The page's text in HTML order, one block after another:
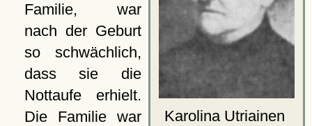
Karolina Utriainen
Familie, war
nach der Geburt
so schwächlich,
dass sie die
Nottaufe erhielt.
Die Familie war